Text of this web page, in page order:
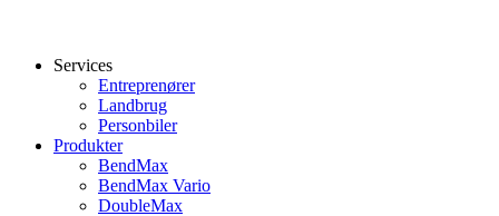
Services
Entreprenører
Landbrug
Personbiler
Produkter
BendMax
BendMax Vario
DoubleMax